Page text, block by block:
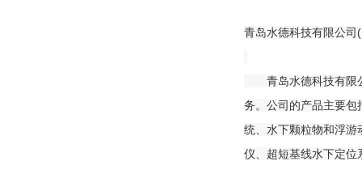
青岛水德科技有限公
青岛水德科技有限公
务。公司的产品主要包
统、水下颗粒物和浮游
仪、超短基线水下定位